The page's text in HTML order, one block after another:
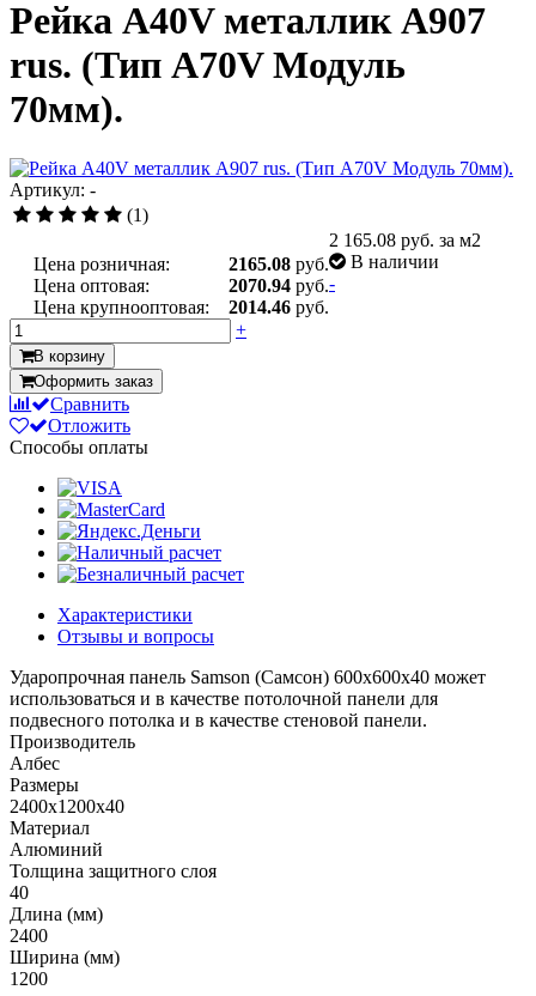
Рейка A40V металлик A907
rus. (Тип A70V Модуль
70мм).
Артикул: -
(1)
Цена розничная: 2165.08 руб.
Цена оптовая:
2070.94 руб.
Цена крупнооптовая:
2014.46 руб.
2 165.08 руб. за м2
В наличии
-
+
В корзину
Оформить заказ
Сравнить
Отложить
Способы оплаты
Характеристики
Отзывы и вопросы
Ударопрочная панель Samson (Самсон) 600x600x40 может
использоваться и в качестве потолочной панели для
подвесного потолка и в качестве стеновой панели.
Производитель
Албес
Размеры
2400x1200x40
Материал
Алюминий
Толщина защитного слоя
40
Длина (мм)
2400
Ширина (мм)
1200